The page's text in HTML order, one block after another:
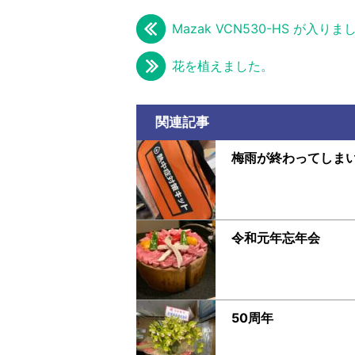
Mazak VCN530-HS が入りま
花を植えました。
関連記事
梅雨が終わってしま
令和元年忘年会
50周年